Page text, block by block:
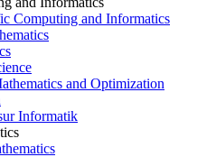
Computing and Informatics
and Optimization
Informatik